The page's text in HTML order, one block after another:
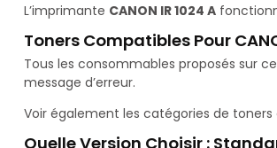
L’imprimante CANON IR 1024 A
Toners Compatibles Pour
Tous les consommables proposés sur
message d’erreur.
Voir également les catégories de
Quelle Version Choisir :